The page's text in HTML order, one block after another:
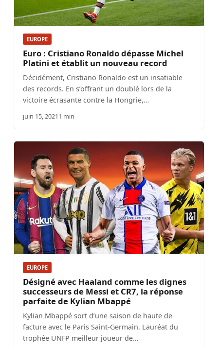
EUROPE
Euro : Cristiano Ronaldo dépasse Michel
Platini et établit un nouveau record
Décidément, Cristiano Ronaldo est un insatiable
des records. En s’offrant un doublé lors de la
victoire écrasante contre la Hongrie,…
juin 15, 20211 min
EUROPE
Désigné avec Haaland comme les dignes
successeurs de Messi et CR7, la réponse
parfaite de Kylian Mbappé
Kylian Mbappé sort d’une saison de haute de
facture avec le Paris Saint-Germain. Lauréat du
trophée UNFP meilleur joueur de…